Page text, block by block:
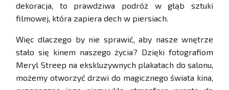
dekoracja, to prawdziwa podróż w głąb sztuki
filmowej, która zapiera dech w piersiach.
Więc dlaczego by nie sprawić, aby nasze wnętrze
stało się kinem naszego życia? Dzięki fotografiom
Meryl Streep na ekskluzywnych plakatach do salonu,
możemy otworzyć drzwi do magicznego świata kina,